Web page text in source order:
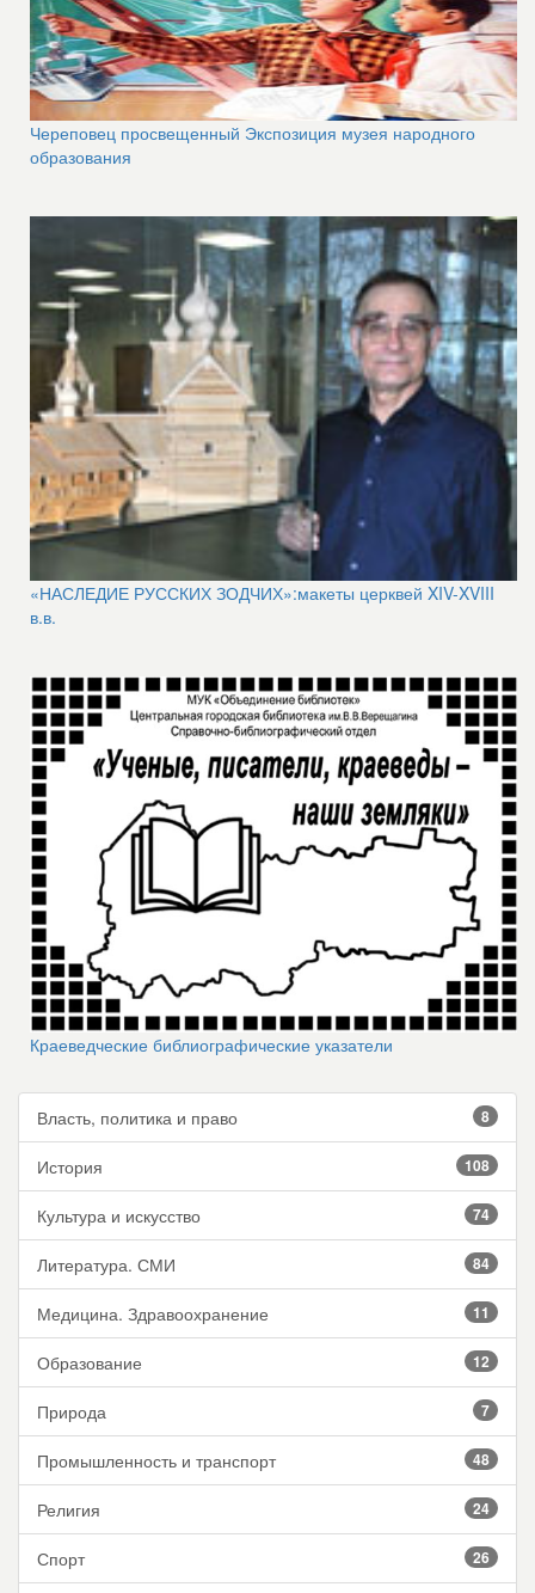
Череповец просвещенный Экспозиция музея народного
образования
«НАСЛЕДИЕ РУССКИХ ЗОДЧИХ»:макеты церквей XIV-XVIII
в.в.
Краеведческие библиографические указатели
Власть, политика и право 8
История 108
Культура и искусство 74
Литература. СМИ 84
Медицина. Здравоохранение 11
Образование 12
Природа 7
Промышленность и транспорт 48
Религия 24
Спорт 26